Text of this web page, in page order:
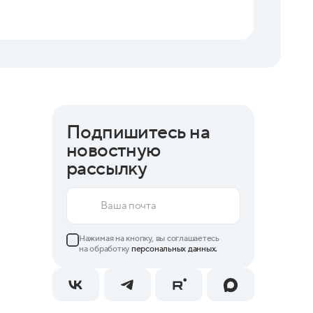
Подпишитесь на
новостную
рассылку
Нажимая на кнопку, вы соглашаетесь
на обработку персональных данных.